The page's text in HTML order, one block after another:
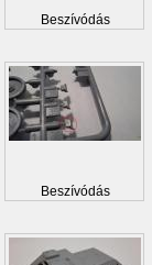
Beszívódás
Beszívódás